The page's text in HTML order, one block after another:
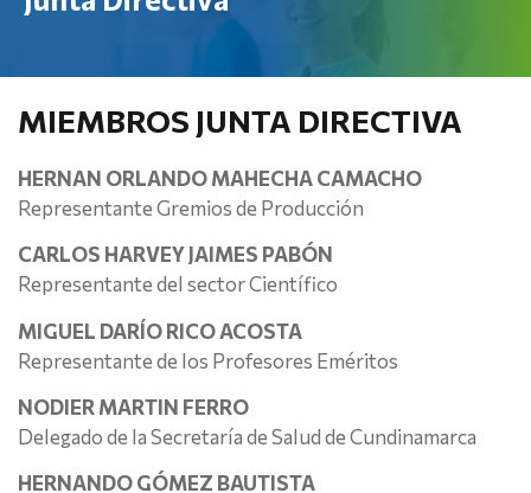
MIEMBROS JUNTA DIRECTIVA
HERNAN ORLANDO MAHECHA CAMACHO
Representante Gremios de Producción
CARLOS HARVEY JAIMES PABÓN
Representante del sector Científico
MIGUEL DARÍO RICO ACOSTA
Representante de los Profesores Eméritos
NODIER MARTIN FERRO
Delegado de la Secretaría de Salud de Cundinamarca
HERNANDO GÓMEZ BAUTISTA